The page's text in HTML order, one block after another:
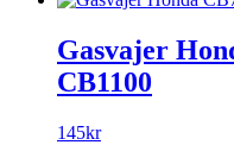
Gasvajer
CB1100
145kr